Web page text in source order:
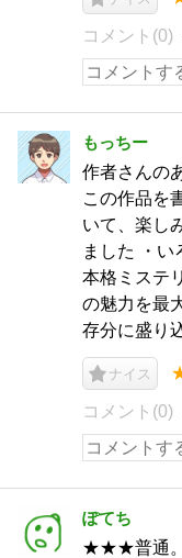
コメント(0)
もっちー
作者さんの
この作品を
いて、楽し
ました ・い
本格ミステ
の魅力を最
存分に盛り
ナイス
コメント(0)
ぽてち
★★★普通。